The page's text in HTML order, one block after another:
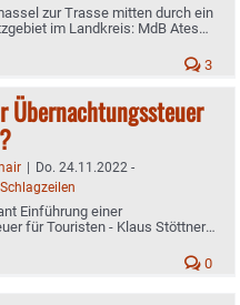
zur Trasse mitten durch ein
im Landkreis: MdB Ates
3
Übernachtungssteuer
| Do. 24.11.2022 -
Schlagzeilen
Einführung einer
für Touristen - Klaus Stöttner
0